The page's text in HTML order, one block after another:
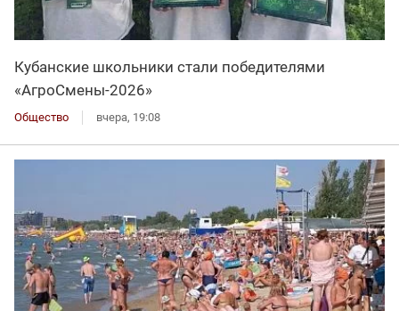
Кубанские школьники стали победителями
«АгроСмены-2026»
Общество вчера, 19:08